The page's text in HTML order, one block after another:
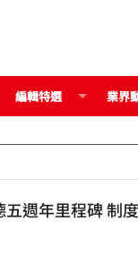
編輯特選 業界
優世